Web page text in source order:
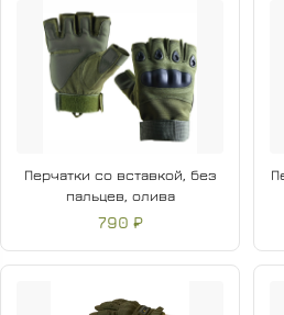
Перчатки со вставкой, без
пальцев, олива
790 ₽